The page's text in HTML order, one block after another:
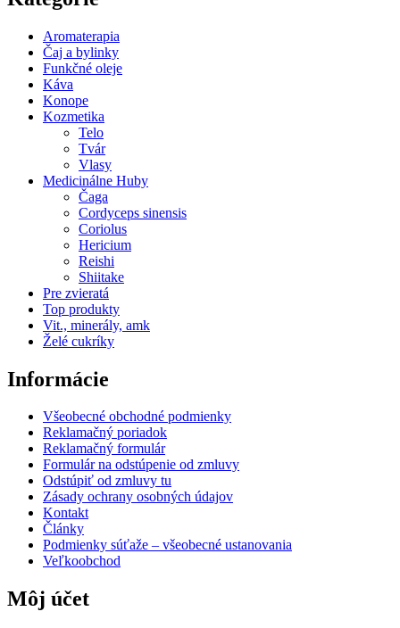
Aromaterapia
Čaj a bylinky
Funkčné oleje
Káva
Konope
Kozmetika
Telo
Tvár
Vlasy
Medicinálne Huby
Čaga
Cordyceps sinensis
Coriolus
Hericium
Reishi
Shiitake
Pre zvieratá
Top produkty
Vit., minerály, amk
Želé cukríky
Informácie
Všeobecné obchodné podmienky
Reklamačný poriadok
Reklamačný formulár
Formulár na odstúpenie od zmluvy
Odstúpiť od zmluvy tu
Zásady ochrany osobných údajov
Kontakt
Články
Podmienky súťaže – všeobecné ustanovania
Veľkoobchod
Môj účet